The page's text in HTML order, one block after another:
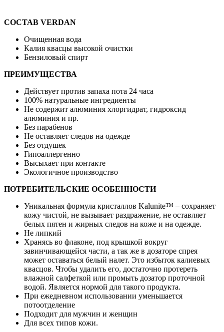
СОСТАВ VERDAN
Очищенная вода
Калия квасцы высокой очистки
Бензиловый спирт
ПРЕИМУЩЕСТВА
Действует против запаха пота 24 часа
100% натуральные ингредиенты
Не содержит алюминия хлоргидрат, гидроксид
алюминия и пр.
Без парабенов
Не оставляет следов на одежде
Без отдушек
Гипоаллергенно
Высыхает при контакте
Экологичное производство
ПОТРЕБИТЕЛЬСКИЕ ОСОБЕННОСТИ
Уникальная формула кристаллов Kalunite™ – сохраняет
кожу чистой, не вызывает раздражение, не оставляет
белых пятен и жирных следов на коже и на одежде.
Не липкий
Хранясь во флаконе, под крышкой вокруг
завинчивающейся части, а так же в дозаторе спрея
может оставаться белый налет. Это избыток калиевых
квасцов. Чтобы удалить его, достаточно протереть
влажной салфеткой или промыть дозатор проточной
водой. Является нормой для такого продукта.
При ежедневном использовании уменьшается
потоотделение
Подходит для мужчин и женщин
Для всех типов кожи.